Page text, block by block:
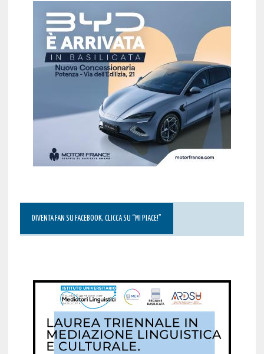
DIVENTA FAN SU FACEBOOK, CLICCA SU “MI PIACE!”